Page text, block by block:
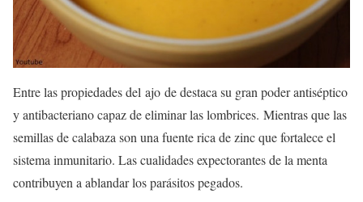
Entre las propiedades del ajo de destaca su gran poder antiséptico
y antibacteriano capaz de eliminar las lombrices. Mientras que las
semillas de calabaza son una fuente rica de zinc que fortalece el
sistema inmunitario. Las cualidades expectorantes de la menta
contribuyen a ablandar los parásitos pegados.